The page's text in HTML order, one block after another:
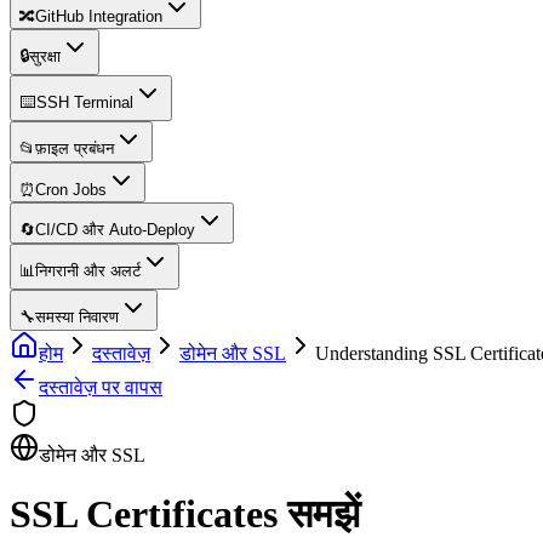
🔀GitHub Integration
🔒सुरक्षा
⌨️SSH Terminal
📂फ़ाइल प्रबंधन
⏰Cron Jobs
🔄CI/CD और Auto-Deploy
📊निगरानी और अलर्ट
🔧समस्या निवारण
होम दस्तावेज़ डोमेन और SSL
Understanding SSL
दस्तावेज़ पर वापस
डोमेन और SSL
SSL Certificates समझें